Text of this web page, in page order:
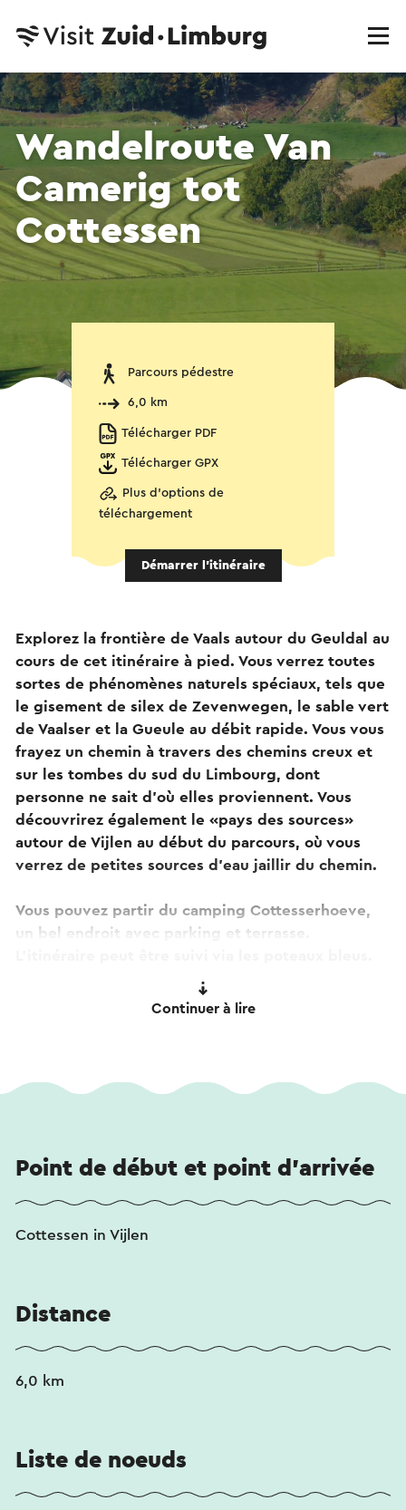
Wandelroute Van
Camerig tot
Cottessen
Parcours pédestre
6,0 km
Télécharger PDF
Télécharger GPX
Plus d'options de
téléchargement
Démarrer l’itinéraire
Explorez la frontière de Vaals autour du Geuldal au
cours de cet itinéraire à pied. Vous verrez toutes
sortes de phénomènes naturels spéciaux, tels que
le gisement de silex de Zevenwegen, le sable vert
de Vaalser et la Gueule au débit rapide. Vous vous
frayez un chemin à travers des chemins creux et
sur les tombes du sud du Limbourg, dont
personne ne sait d'où elles proviennent. Vous
découvrirez également le «pays des sources»
autour de Vijlen au début du parcours, où vous
verrez de petites sources d'eau jaillir du chemin.
Vous pouvez partir du camping Cottesserhoeve,
un bel endroit avec parking et terrasse.
Veuillez noter qu'au cours de cet itinéraire, vous
Continuer à lire
Point de début et point d'arrivée
Cottessen in Vijlen
Distance
6,0 km
Liste de noeuds